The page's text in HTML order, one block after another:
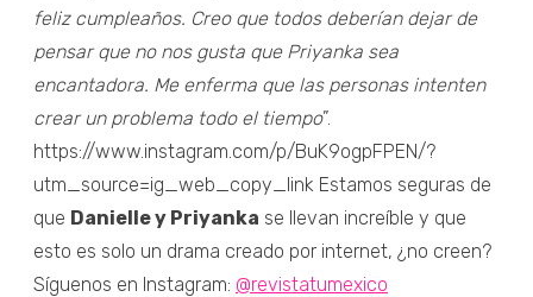
feliz cumpleaños. Creo que todos deberían dejar de
pensar que no nos gusta que Priyanka sea
encantadora. Me enferma que las personas intenten
crear un problema todo el tiempo”.
https://www.instagram.com/p/BuK9ogpFPEN/?
utm_source=ig_web_copy_link Estamos seguras de
que Danielle y Priyanka se llevan increíble y que
esto es solo un drama creado por internet, ¿no creen?
Síguenos en Instagram: @revistatumexico